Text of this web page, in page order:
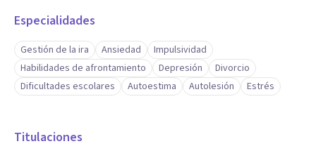
Especialidades
Gestión de la ira Ansiedad
Impulsividad
Habilidades de afrontamiento
Depresión
Divorcio
Dificultades escolares
Autoestima Autolesión Estrés
Titulaciones